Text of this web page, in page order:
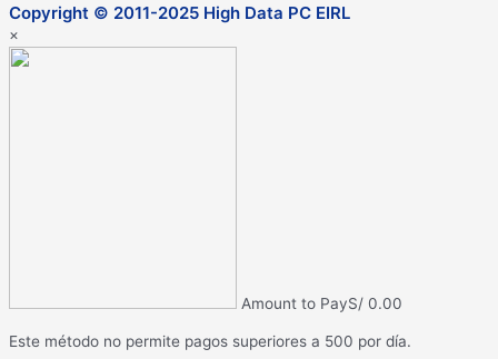
Copyright © 2011-2025 High Data PC EIRL
×
Amount to PayS/ 0.00
Este método no permite pagos superiores a 500 por día.